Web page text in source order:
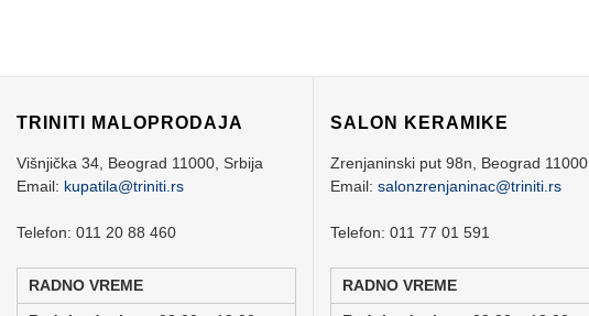
TRINITI MALOPRODAJA
Višnjička 34, Beograd 11000, Srbija
Email: kupatila@triniti.rs
Telefon: 011 20 88 460
RADNO VREME
SALON KERAMIKE
Zrenjaninski put 98n, Beograd 11000
Email: salonzrenjaninac@triniti.rs
Telefon: 011 77 01 591
RADNO VREME